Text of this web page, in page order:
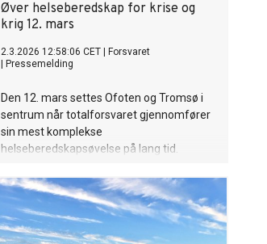
Øver helseberedskap for krise og
krig 12. mars
2.3.2026 12:58:06 CET
Forsvaret
Pressemelding
Den 12. mars settes Ofoten og Tromsø i
sentrum når totalforsvaret gjennomfører
sin mest komplekse
helseberedskapsøvelse på lang tid.